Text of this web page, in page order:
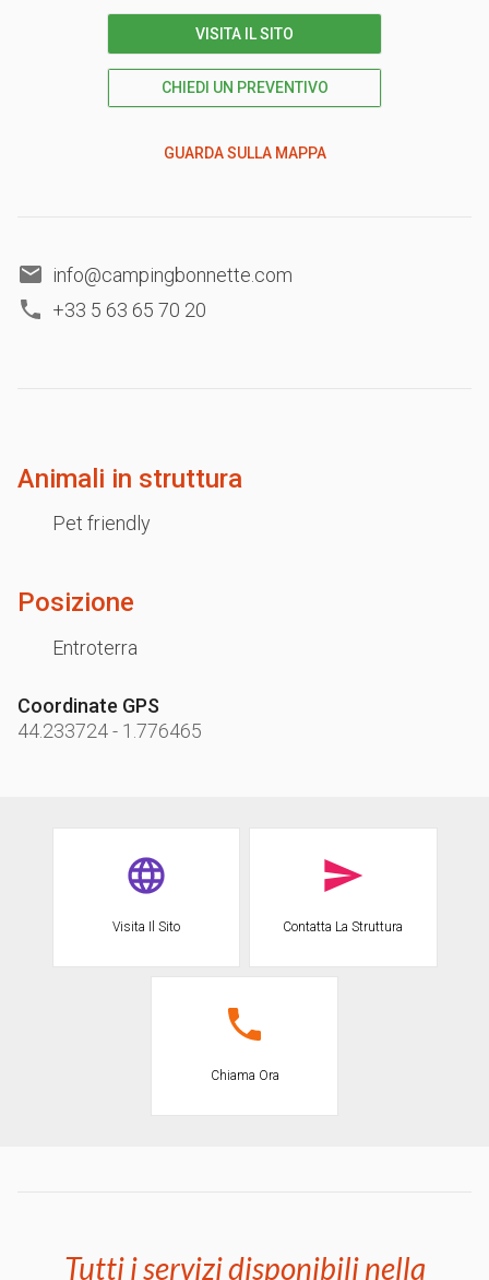
VISITA IL SITO
CHIEDI UN PREVENTIVO
GUARDA SULLA MAPPA
info@campingbonnette.com
+33 5 63 65 70 20
Animali in struttura
Pet friendly
Posizione
Entroterra
Coordinate GPS
44.233724- 1.776465
Visita Il Sito Contatta La Struttura
Chiama Ora
Tutti i servizi disponibili nella